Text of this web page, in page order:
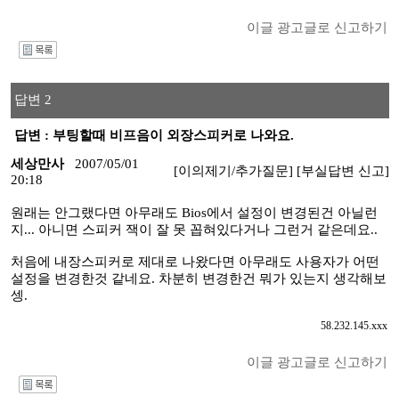
이글 광고글로 신고하기
답변 2
답변 : 부팅할때 비프음이 외장스피커로 나와요.
세상만사
2007/05/01
20:18
[이의제기/추가질문] [부실답변 신고]
원래는 안그랬다면 아무래도 Bios에서 설정이 변경된건 아닐런
지... 아니면 스피커 잭이 잘 못 꼽혀있다거나 그런거 같은데요..
처음에 내장스피커로 제대로 나왔다면 아무래도 사용자가 어떤
설정을 변경한것 같네요. 차분히 변경한건 뭐가 있는지 생각해보
셍.
58.232.145.xxx
이글 광고글로 신고하기